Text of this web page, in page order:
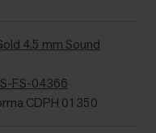
4.5 mm Sound
FS-04366
CDPH 01350